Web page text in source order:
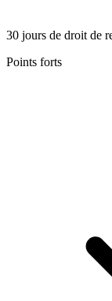
30 jours de droit de
Points forts